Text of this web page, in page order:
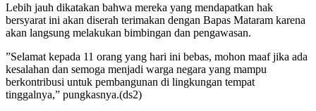
Lebih jauh dikatakan bahwa mereka yang mendapatkan hak
bersyarat ini akan diserah terimakan dengan Bapas Mataram karena
akan langsung melakukan bimbingan dan pengawasan.
”Selamat kepada 11 orang yang hari ini bebas, mohon maaf jika ada
kesalahan dan semoga menjadi warga negara yang mampu
berkontribusi untuk pembangunan di lingkungan tempat
tinggalnya,” pungkasnya.(ds2)